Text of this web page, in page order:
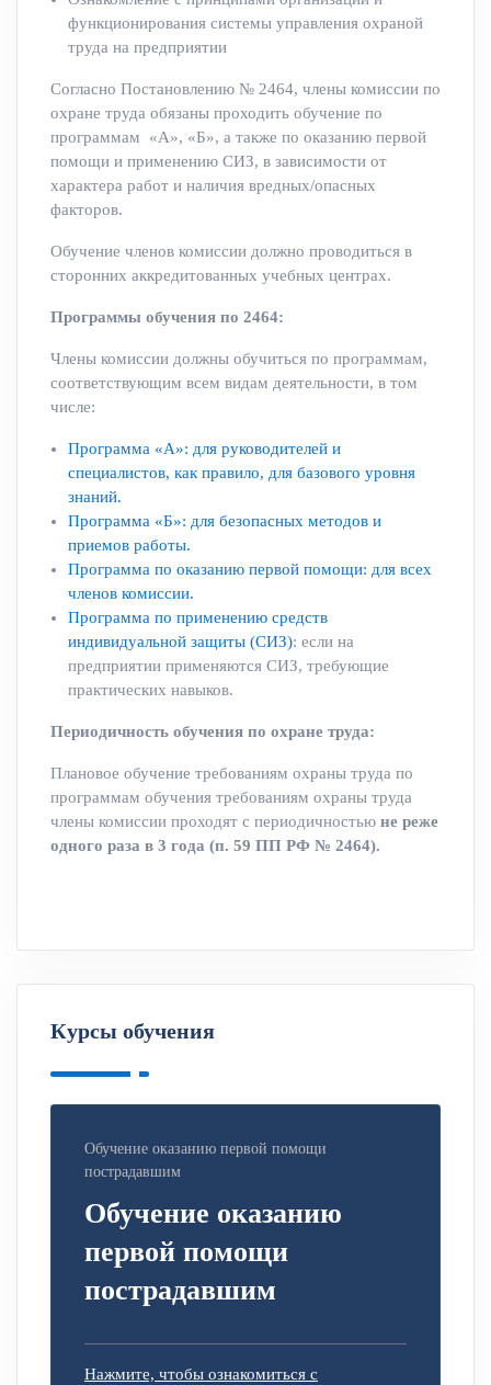
функционирования системы управления охраной
труда на предприятии
Согласно Постановлению № 2464, члены комиссии по
охране труда обязаны проходить обучение по
программам «А», «Б», а также по оказанию первой
помощи и применению СИЗ, в зависимости от
характера работ и наличия вредных/опасных
факторов.
Обучение членов комиссии должно проводиться в
сторонних аккредитованных учебных центрах.
Программы обучения по 2464:
Члены комиссии должны обучиться по программам,
соответствующим всем видам деятельности, в том
числе:
Программа «А»: для руководителей и
специалистов, как правило, для базового уровня
знаний.
Программа «Б»: для безопасных методов и
приемов работы.
Программа по оказанию первой помощи: для всех
членов комиссии.
Программа по применению средств
индивидуальной защиты (СИЗ): если на
предприятии применяются СИЗ, требующие
практических навыков.
Периодичность обучения по охране труда:
Плановое обучение требованиям охраны труда по
программам обучения требованиям охраны труда
члены комиссии проходят с периодичностью не реже
одного раза в 3 года (п. 59 ПП РФ № 2464).
Курсы обучения
Обучение оказанию первой помощи
пострадавшим
Обучение оказанию
первой помощи
пострадавшим
Нажмите, чтобы ознакомиться с